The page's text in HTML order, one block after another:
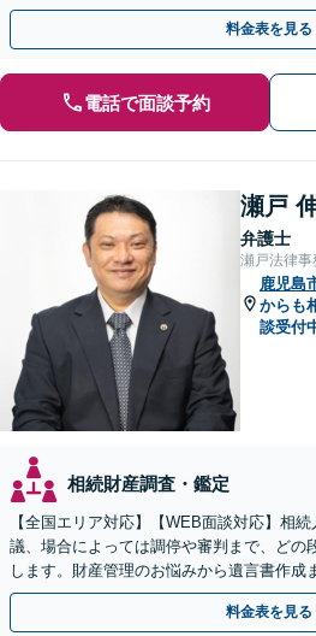
策をおこないましょう【夜間・休日面談可
料金表を見る
電話で面談予約
瀬戸
弁護士
瀬戸法律事
鹿児島
からも
談受付
相続財産調査・鑑定
【全国エリア対応】【WEB面談対応】相
議、場合によっては調停や審判まで、どの
します。財産管理のお悩みから遺言書作成
引き継ぐ安心の事業承継をサポート」【完
料金表を見る